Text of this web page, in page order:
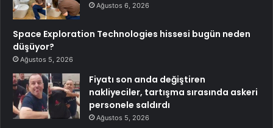
Ağustos 6, 2026
Space Exploration Technologies hissesi bugün neden
düşüyor?
Ağustos 5, 2026
Fiyatı son anda değiştiren
nakliyeciler, tartışma sırasında askeri
personele saldırdı
Ağustos 5, 2026